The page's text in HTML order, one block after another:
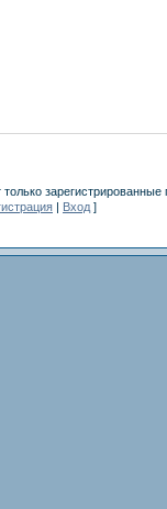
зарегистрированные
| Вход ]